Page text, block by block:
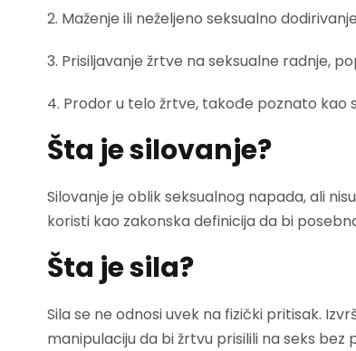
2. Maženje ili neželjeno seksualno dodirivanje
3. Prisiljavanje žrtve na seksualne radnje,
4. Prodor u telo žrtve, takođe poznato kao
Šta je silovanje?
Silovanje je oblik seksualnog napada, ali
koristi kao zakonska definicija da bi
Šta je sila?
Sila se ne odnosi uvek na fizički pritisak.
manipulaciju da bi žrtvu prisilili na seks